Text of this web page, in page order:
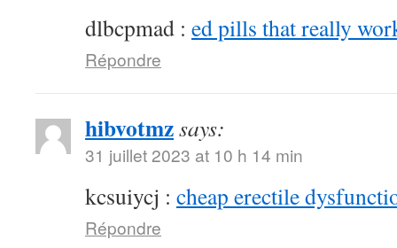
dlbcpmad : ed pills that really
Répondre
hibvotmzsays:
31 juillet 2023 at 10 h 14 min
kcsuiycj : cheap erectile
Répondre